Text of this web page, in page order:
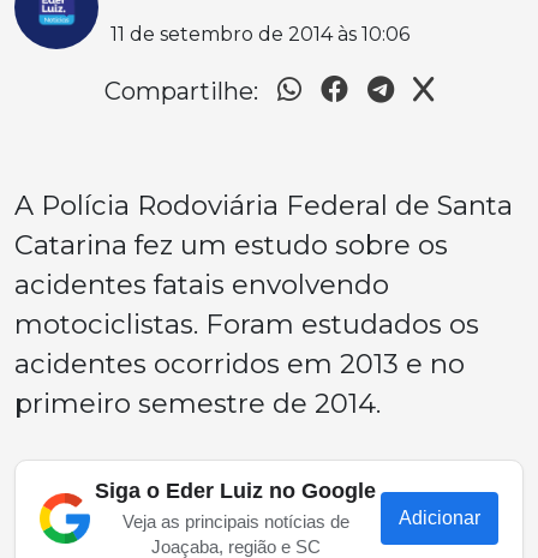
11 de setembro de 2014 às 10:06
Compartilhe:
A Polícia Rodoviária Federal de Santa
Catarina fez um estudo sobre os
acidentes fatais envolvendo
motociclistas. Foram estudados os
acidentes ocorridos em 2013 e no
primeiro semestre de 2014.
Siga o Eder Luiz no Google
Veja as principais notícias de
Joaçaba, região e SC
Adicionar